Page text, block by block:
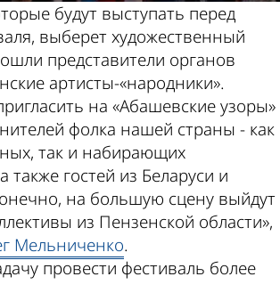
будут выступать перед
выберет художественный
представители органов
артисты-«народники».
на «Абашевские узоры»
фолка нашей страны - как
так и набирающих
также гостей из Беларуси и
на большую сцену выйдут
из Пензенской области»,
Мельниченко.
провести фестиваль более